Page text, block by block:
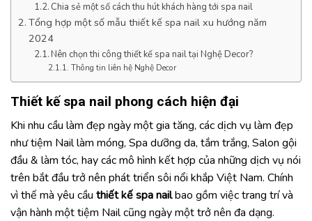
Chia sẻ một số cách thu hút khách hàng tới spa nail
Tổng hợp một số mẫu thiết kế spa nail xu hướng năm
2024
Nên chọn thi công thiết kế spa nail tại Nghệ Decor?
Thông tin liên hệ Nghệ Decor
Thiết kế spa nail phong cách hiện đại
Khi nhu cầu làm đẹp ngày một gia tăng, các dịch vụ làm đẹp
như tiệm Nail làm móng, Spa dưỡng da, tắm trắng, Salon gội
đầu & làm tóc, hay các mô hình kết hợp của những dịch vụ nói
trên bắt đầu trở nên phát triển sôi nổi khắp Việt Nam. Chính
vì thế mà yêu cầu thiết kế spa nailbao gồm việc trang trí và
vận hành một tiệm Nail cũng ngày một trở nên đa dạng.